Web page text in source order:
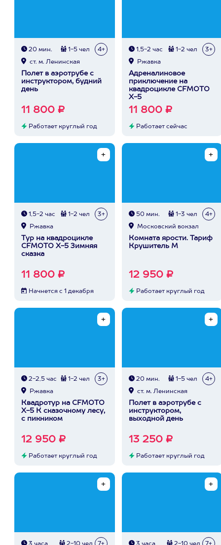
20 мин. 1-5 чел 4+
ст. м. Ленинская
Полет в аэротрубе с
инструктором, будний
день
11 800 ₽
Работает круглый год
1,5-2 час 1-2 чел 3+
Ржавка
Адреналиновое
приключение на
квадроцикле CFMOTO
X-5
11 800 ₽
Работает сейчас
1,5-2 час 1-2 чел 3+
Ржавка
Тур на квадроцикле
CFMOTO X-5 Зимняя
сказка
11 800 ₽
Начнется с 1 декабря
50 мин. 1-3 чел 4+
Московский вокзал
Комната ярости. Тариф
Крушитель М
12 950 ₽
Работает круглый год
2-2,5 час 1-2 чел 3+
Ржавка
Квадротур на CFMOTO
X-5 К сказочному лесу,
с пикником
12 950 ₽
Работает круглый год
20 мин. 1-5 чел 4+
ст. м. Ленинская
Полет в аэротрубе с
инструктором,
выходной день
13 250 ₽
Работает круглый год